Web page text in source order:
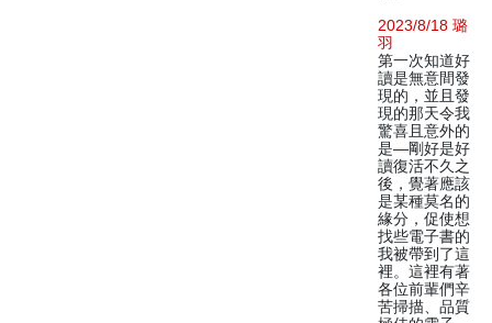
2023/8/18 璐
羽
第一次知道好
讀是無意間發
現的，並且發
現的那天令我
驚喜且意外的
是—剛好是好
讀復活不久之
後，覺著應該
是某種莫名的
緣分，促使想
找些電子書的
我被帶到了這
裡。這裡有著
各位前輩們辛
苦掃描、品質